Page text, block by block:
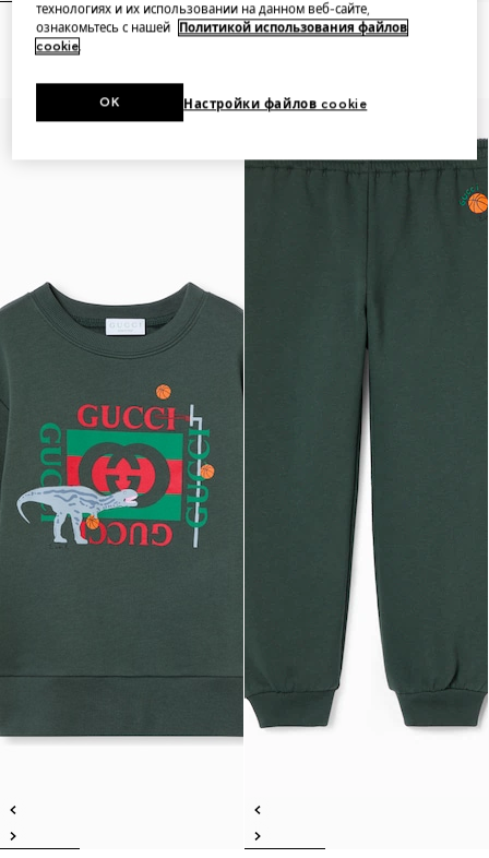
Children's printed nylon swim
shorts
Children's cotton sweatshirt
технологиях и их использовании на данном веб-сайте,
ознакомьтесь с нашей
Политикой использования файлов
cookie.
Настройки файлов cookie
OK